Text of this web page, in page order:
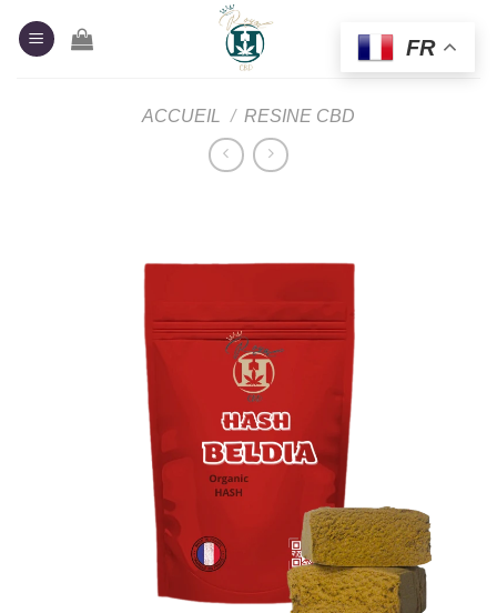
ACCUEIL / RESINE CBD
FR